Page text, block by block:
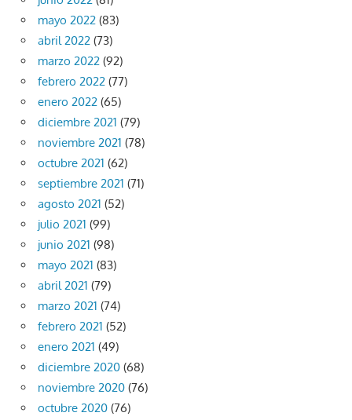
mayo 2022 (83)
abril 2022 (73)
marzo 2022 (92)
febrero 2022 (77)
enero 2022 (65)
diciembre 2021 (79)
noviembre 2021 (78)
octubre 2021 (62)
septiembre 2021 (71)
agosto 2021 (52)
julio 2021 (99)
junio 2021 (98)
mayo 2021 (83)
abril 2021 (79)
marzo 2021 (74)
febrero 2021 (52)
enero 2021 (49)
diciembre 2020 (68)
noviembre 2020 (76)
octubre 2020 (76)